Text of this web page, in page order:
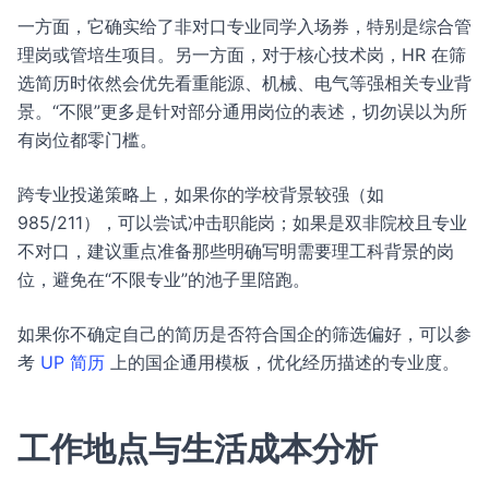
一方面，它确实给了非对口专业同学入场券，特别是综合管
理岗或管培生项目。另一方面，对于核心技术岗，HR 在筛
选简历时依然会优先看重能源、机械、电气等强相关专业背
景。“不限”更多是针对部分通用岗位的表述，切勿误以为所
有岗位都零门槛。
跨专业投递策略上，如果你的学校背景较强（如
985/211），可以尝试冲击职能岗；如果是双非院校且专业
不对口，建议重点准备那些明确写明需要理工科背景的岗
位，避免在“不限专业”的池子里陪跑。
如果你不确定自己的简历是否符合国企的筛选偏好，可以参
考 UP 简历 上的国企通用模板，优化经历描述的专业度。
工作地点与生活成本分析